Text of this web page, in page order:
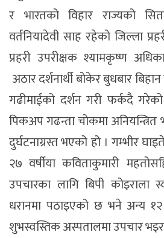
र भारतको विहार राज्यको
वर्तनियादेवी साह रहेको जिल्ला
प्रहरी उपरीक्षक श्यामकृष्ण
अठार दर्शनार्थी बोकेर बुधबार
गढीमाईको दर्शन गरी फर्कदै
पिकअप गढन्ता चोकमा
दुर्घटनाग्रस्त भएको हो । गम्भीर
२७ वर्षीया कविताकुमारी
उपचारका लागि बिपी कोइराला
धरानमा पठाइएको छ भने अन्य १२
शुभस्वस्तिक अस्पतालमा उपचार